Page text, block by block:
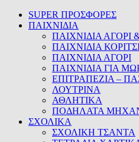
SUPER ΠΡΟΣΦΟΡΕΣ
ΠΑΙΧΝΙΔΙΑ
ΠΑΙΧΝΙΔΙΑ ΑΓΟΡΙ
ΠΑΙΧΝΙΔΙΑ
ΠΑΙΧΝΙΔΙΑ ΑΓΟΡΙ
ΠΑΙΧΝΙΔΙΑ ΓΙΑ
ΕΠΙΤΡΑΠΕΖΙΑ –
ΛΟΥΤΡΙΝΑ
ΑΘΛΗΤΙΚΑ
ΠΟΔΗΛΑΤΑ
ΣΧΟΛΙΚΑ
ΣΧΟΛΙΚΗ ΤΣΑΝΤΑ